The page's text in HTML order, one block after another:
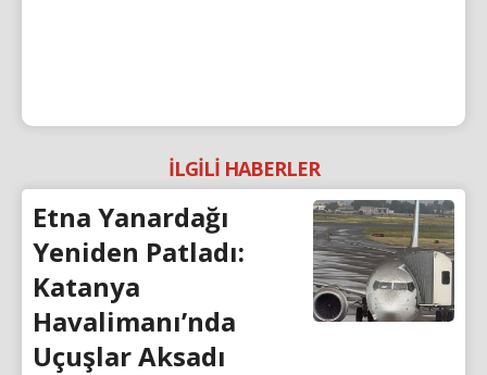
İLGİLİ HABERLER
Etna Yanardağı
Yeniden Patladı:
Katanya
Havalimanı’nda
Uçuşlar Aksadı